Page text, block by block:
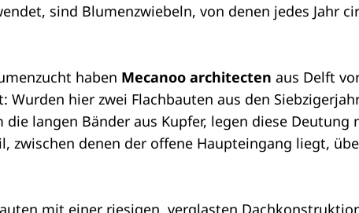
sind Blumenzwiebeln, von denen jedes Jahr
haben Mecanoo architecten aus Delft
hier zwei Flachbauten aus den
langen Bänder aus Kupfer, legen diese
zwischen denen der offene Haupteingang liegt,